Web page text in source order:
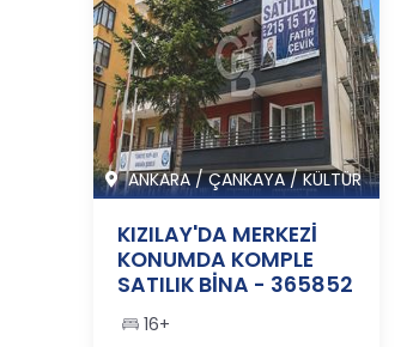
ANKARA/ÇANKAYA/KÜLTÜR
KIZILAY'DA MERKEZİ
KONUMDA KOMPLE
SATILIK BİNA - 365852
16+